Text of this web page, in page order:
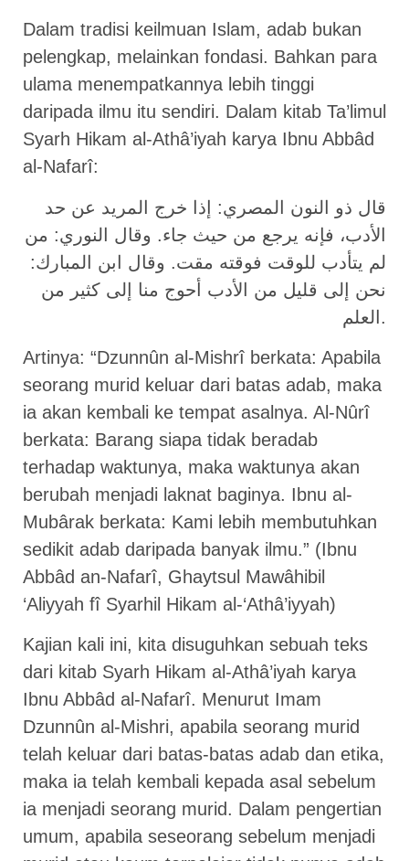
Dalam tradisi keilmuan Islam, adab bukan
pelengkap, melainkan fondasi. Bahkan para
ulama menempatkannya lebih tinggi
daripada ilmu itu sendiri. Dalam kitab Ta’limul
Syarh Hikam al-Athâ’iyah karya Ibnu Abbâd
al-Nafarî:
قال ذو النون المصري: إذا خرج المريد عن حد
الأدب، فإنه يرجع من حيث جاء. وقال النوري: من
لم يتأدب للوقت فوقته مقت. وقال ابن المبارك:
نحن إلى قليل من الأدب أحوج منا إلى كثير من
العلم.
Artinya: “Dzunnûn al-Mishrî berkata: Apabila
seorang murid keluar dari batas adab, maka
ia akan kembali ke tempat asalnya. Al-Nûrî
berkata: Barang siapa tidak beradab
terhadap waktunya, maka waktunya akan
berubah menjadi laknat baginya. Ibnu al-
Mubârak berkata: Kami lebih membutuhkan
sedikit adab daripada banyak ilmu.” (Ibnu
Abbâd an-Nafarî, Ghaytsul Mawâhibil
‘Aliyyah fî Syarhil Hikam al-‘Athâ’iyyah)
Kajian kali ini, kita disuguhkan sebuah teks
dari kitab Syarh Hikam al-Athâ’iyah karya
Ibnu Abbâd al-Nafarî. Menurut Imam
Dzunnûn al-Mishri, apabila seorang murid
telah keluar dari batas-batas adab dan etika,
maka ia telah kembali kepada asal sebelum
ia menjadi seorang murid. Dalam pengertian
umum, apabila seseorang sebelum menjadi